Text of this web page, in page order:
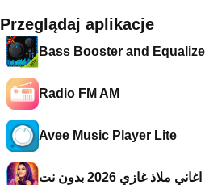
Przeglądaj aplikacje
Bass Booster and
Radio FM AM
Avee Music Player Lite
اغاني ملاذ غازي 2026 بدون نت